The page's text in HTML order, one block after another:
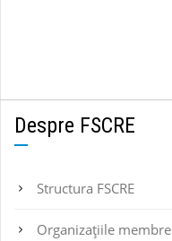
Despre FSCRE
Structura FSCRE
Organizațiile membre